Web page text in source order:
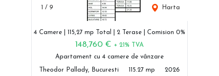
1 / 9 Harta
4 Camere | 115,27 mp Total | 2 Terase | Comision 0%
148,760 € + 21% TVA
Apartament cu 4 camere de vânzare
Theodor Pallady, Bucuresti 115.27 mp 2026